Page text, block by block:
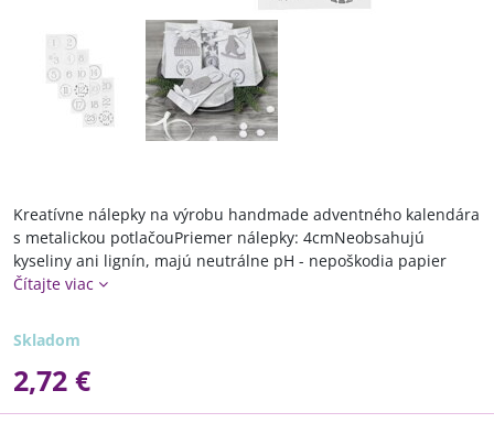
Kreatívne nálepky na výrobu handmade adventného kalendára
s metalickou potlačouPriemer nálepky: 4cmNeobsahujú
kyseliny ani lignín, majú neutrálne pH - nepoškodia papier
Čítajte viac
Skladom
2,72 €